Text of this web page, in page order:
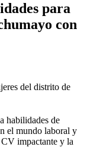
para
con
del distrito de
habilidades de
el mundo laboral y
impactante y la